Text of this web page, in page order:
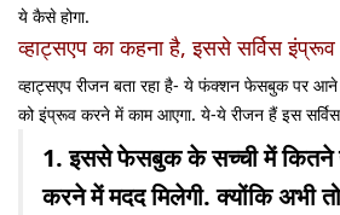
ये कैसे होगा.
व्हाट्सएप का कहना है, इससे सर्विस इंप्रूव
व्हाट्सएप रीजन बता रहा है- ये फंक्शन फेसबुक पर
को इंप्रूव करने में काम आएगा. ये-ये रीजन हैं इस
1. इससे फेसबुक के सच्ची में कितने
करने में मदद मिलेगी. क्योंकि अभी